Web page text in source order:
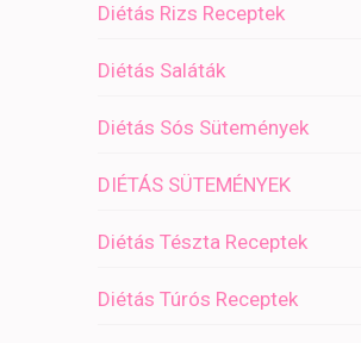
Diétás Rizs Receptek
Diétás Saláták
Diétás Sós Sütemények
DIÉTÁS SÜTEMÉNYEK
Diétás Tészta Receptek
Diétás Túrós Receptek